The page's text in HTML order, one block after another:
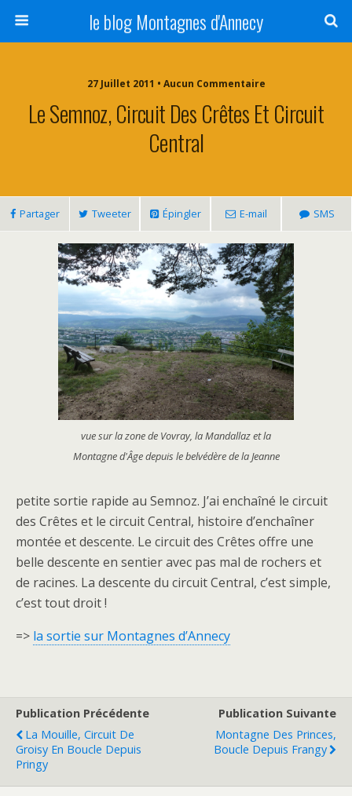
le blog Montagnes d'Annecy
27 Juillet 2011 • Aucun Commentaire
Le Semnoz, Circuit Des Crêtes Et Circuit
Central
Partager Tweeter Épingler E-mail SMS
vue sur la zone de Vovray, la Mandallaz et la
Montagne d'Âge depuis le belvédère de la Jeanne
petite sortie rapide au Semnoz. J’ai enchaîné le circuit
des Crêtes et le circuit Central, histoire d’enchaîner
montée et descente. Le circuit des Crêtes offre une
belle descente en sentier avec pas mal de rochers et
de racines. La descente du circuit Central, c’est simple,
c’est tout droit !
=> la sortie sur Montagnes d’Annecy
Publication Précédente
La Mouille, Circuit De
Groisy En Boucle Depuis
Pringy
Publication Suivante
Montagne Des Princes,
Boucle Depuis Frangy